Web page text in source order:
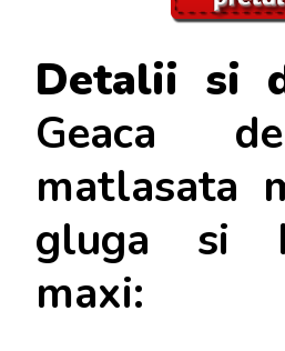
Detalii si
Geaca
matlasata
gluga si
maxi: